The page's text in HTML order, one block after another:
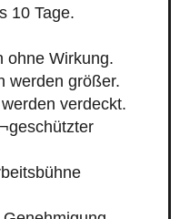
10 Tage.
ohne Wirkung.
werden größer.
verdeckt.